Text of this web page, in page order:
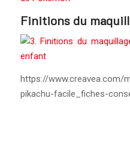
Finitions du
https://www.creavea.com/
pikachu-facile_fiches-